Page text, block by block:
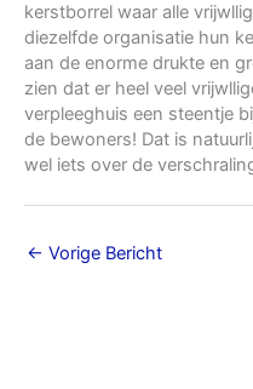
kerstborrel waar alle
diezelfde organisatie hun
aan de enorme drukte en
zien dat er heel veel
verpleeghuis een steentje
de bewoners! Dat is
wel iets over de
← Vorige Bericht